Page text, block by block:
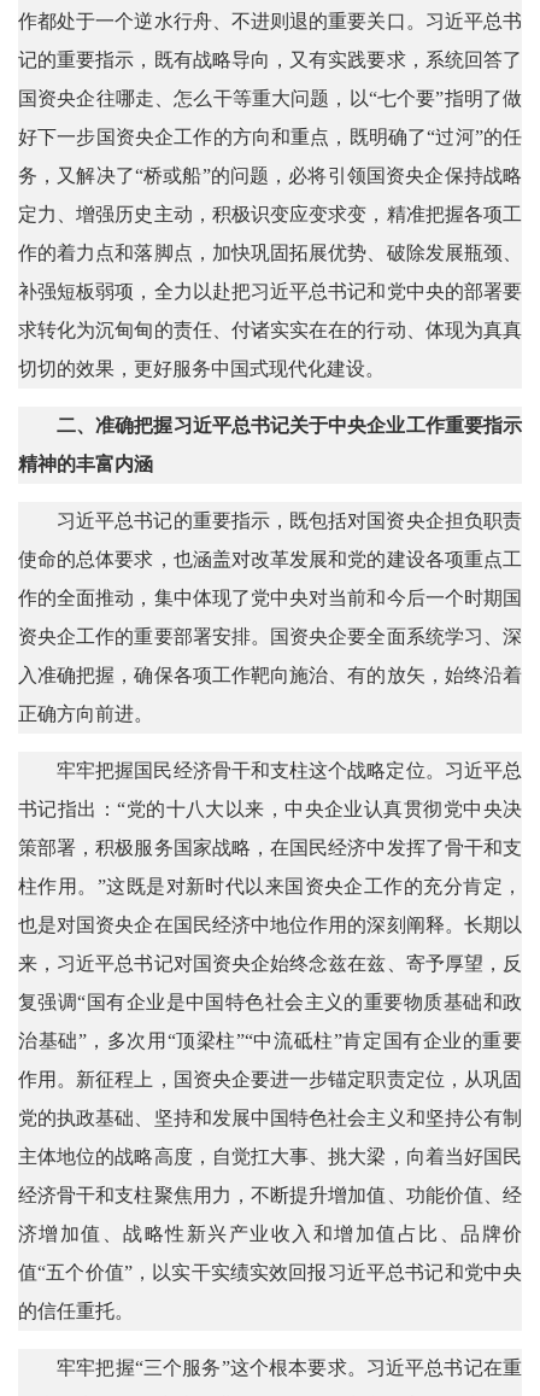
作都处于一个逆水行舟、不进则退的重要关口。习近平总书
记的重要指示，既有战略导向，又有实践要求，系统回答了
国资央企往哪走、怎么干等重大问题，以“七个要”指明了做
好下一步国资央企工作的方向和重点，既明确了“过河”的任
务，又解决了“桥或船”的问题，必将引领国资央企保持战略
定力、增强历史主动，积极识变应变求变，精准把握各项工
作的着力点和落脚点，加快巩固拓展优势、破除发展瓶颈、
补强短板弱项，全力以赴把习近平总书记和党中央的部署要
求转化为沉甸甸的责任、付诸实实在在的行动、体现为真真
切切的效果，更好服务中国式现代化建设。
二、准确把握习近平总书记关于中央企业工作重要指示
精神的丰富内涵
习近平总书记的重要指示，既包括对国资央企担负职责
使命的总体要求，也涵盖对改革发展和党的建设各项重点工
作的全面推动，集中体现了党中央对当前和今后一个时期国
资央企工作的重要部署安排。国资央企要全面系统学习、深
入准确把握，确保各项工作靶向施治、有的放矢，始终沿着
正确方向前进。
牢牢把握国民经济骨干和支柱这个战略定位。习近平总
书记指出：“党的十八大以来，中央企业认真贯彻党中央决
策部署，积极服务国家战略，在国民经济中发挥了骨干和支
柱作用。”这既是对新时代以来国资央企工作的充分肯定，
也是对国资央企在国民经济中地位作用的深刻阐释。长期以
来，习近平总书记对国资央企始终念兹在兹、寄予厚望，反
复强调“国有企业是中国特色社会主义的重要物质基础和政
治基础”，多次用“顶梁柱”“中流砥柱”肯定国有企业的重要
作用。新征程上，国资央企要进一步锚定职责定位，从巩固
党的执政基础、坚持和发展中国特色社会主义和坚持公有制
主体地位的战略高度，自觉扛大事、挑大梁，向着当好国民
经济骨干和支柱聚焦用力，不断提升增加值、功能价值、经
济增加值、战略性新兴产业收入和增加值占比、品牌价
值“五个价值”，以实干实绩实效回报习近平总书记和党中央
的信任重托。
牢牢把握“三个服务”这个根本要求。习近平总书记在重